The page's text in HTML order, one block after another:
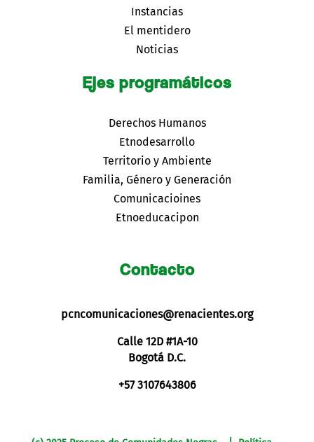
Instancias
El mentidero
Noticias
Ejes programáticos
Derechos Humanos
Etnodesarrollo
Territorio y Ambiente
Familia, Género y Generación
Comunicacioines
Etnoeducacipon
Contacto
pcncomunicaciones@renacientes.org
Calle 12D #1A-10
Bogotá D.C.
+57 3107643806